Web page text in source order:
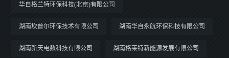
华自格兰特环保科技(北京)有限公司
湖南坎普尔环保技术有限公司 湖南华自永航环保科技有限公司
湖南新天电数科技有限公司 湖南格莱特新能源发展有限公司